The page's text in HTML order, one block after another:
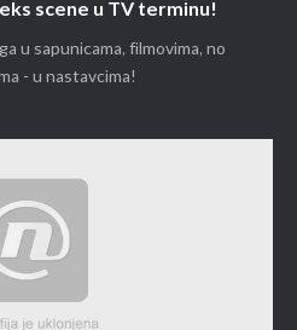
scene u TV terminu!
u sapunicama, filmovima, no
- u nastavcima!